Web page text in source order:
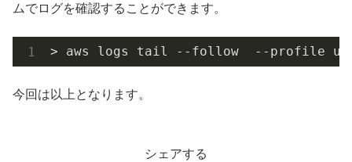
ムでログを確認することができます。
> aws logs tail --follow  --profile
今回は以上となります。
シェアする